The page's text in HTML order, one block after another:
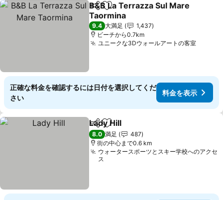
シェアお気に入りに追加
B&B La Terrazza Sul Mare
Taormina
料金を表示
9.4 大満足
1,437
ビーチから0.7km
ユニークな3Dウォールアートの客室料金を
正確な料金を確認するには日付を選択してくだ
さい
料金を表示
シェアお気に入りに追加
Lady Hill
8.0 満足
487
街の中心まで0.6 km
ウォータースポーツとスキー学校へのアクセ
ス